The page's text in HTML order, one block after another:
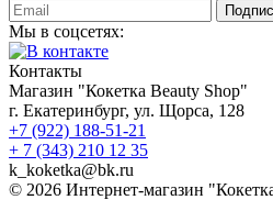
Мы в соцсетях:
Контакты
Магазин "Кокетка Beauty Shop"
г. Екатеринбург, ул. Щорса, 128
+7 (922) 188-51-21
+ 7 (343) 210 12 35
k_koketka@bk.ru
© 2026 Интернет-магазин